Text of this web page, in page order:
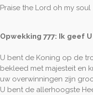
Praise the Lord oh my soul
Opwekking 777: Ik geef
U bent de Koning op de
bekleed met majesteit en
uw overwinningen zijn
U bent de allerhoogste